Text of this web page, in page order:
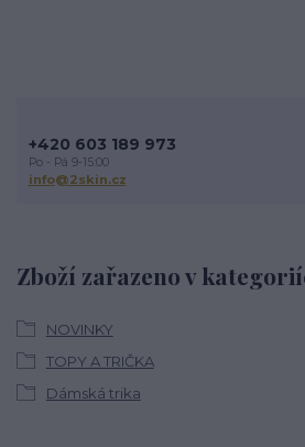
Zboží zařazeno v
NOVINKY
TOPY A TRIČKA
Dámská trika
+420 603 189 973
Po - Pá 9-15:00
info@2skin.cz